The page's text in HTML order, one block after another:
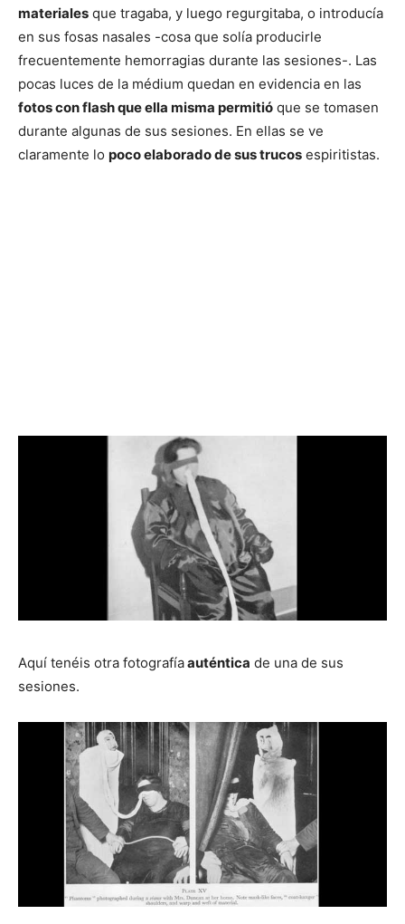
materiales que tragaba, y luego regurgitaba, o introducía
en sus fosas nasales -cosa que solía producirle
frecuentemente hemorragias durante las sesiones-. Las
pocas luces de la médium quedan en evidencia en las
fotos con flash que ella misma permitió que se tomasen
durante algunas de sus sesiones. En ellas se ve
claramente lo poco elaborado de sus trucos espiritistas.
Aquí tenéis otra fotografíaauténtica de una de sus
sesiones.